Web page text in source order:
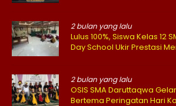
2 bulan yang lalu
Lulus 100%, Siswa Kelas 12
Day School Ukir Prestasi
2 bulan yang lalu
OSIS SMA Daruttaqwa
Bertema Peringatan Hari